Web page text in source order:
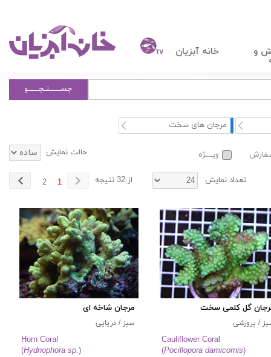
و خانه آبزیان
جســــــتـجــــــو
مرجان های سخت
ویــــژه حالت نمایش
تعداد نمایش از 32 نتیجه 1
2
گل کلمی سخت
/ پرورشی
Cauliflower Coral
(Pocillopora damicornis)
مرجان شاخه ای
سبز / دریایی
Horn Coral
(Hydnophora sp.)